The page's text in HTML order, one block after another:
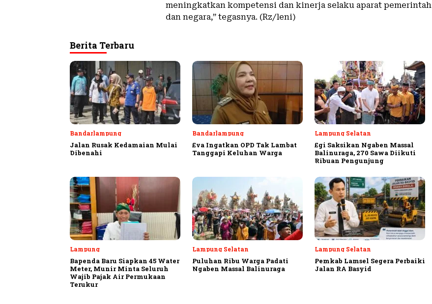
meningkatkan kompetensi dan kinerja selaku aparat pemerintah
dan negara,” tegasnya. (Rz/leni)
Berita Terbaru
Bandarlampung
Jalan Rusak Kedamaian Mulai
Dibenahi
Bandarlampung
Eva Ingatkan OPD Tak Lambat
Tanggapi Keluhan Warga
Lampung Selatan
Egi Saksikan Ngaben Massal
Balinuraga, 270 Sawa Diikuti
Ribuan Pengunjung
Lampung
Bapenda Baru Siapkan 45 Water
Meter, Munir Minta Seluruh
Wajib Pajak Air Permukaan
Terukur
Lampung Selatan
Puluhan Ribu Warga Padati
Ngaben Massal Balinuraga
Lampung Selatan
Pemkab Lamsel Segera Perbaiki
Jalan RA Basyid